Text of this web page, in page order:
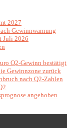
2027
Gewinnwarnung
Juli 2026
Q2-Gewinn bestätigt
Gewinnzone zurück
nach Q2-Zahlen
angehoben